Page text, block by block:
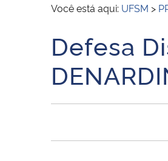
Você está aqui: UFSM >
Início do conteúdo
Defesa